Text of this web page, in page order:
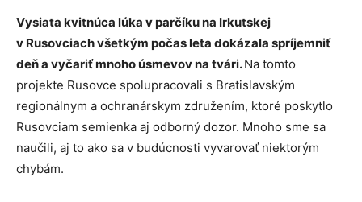
Vysiata kvitnúca lúka v parčíku na Irkutskej
v Rusovciach všetkým počas leta dokázala spríjemniť
deň a vyčariť mnoho úsmevov na tvári.Na tomto
projekte Rusovce spolupracovali s Bratislavským
regionálnym a ochranárskym združením, ktoré poskytlo
Rusovciam semienka aj odborný dozor. Mnoho sme sa
naučili, aj to ako sa v budúcnosti vyvarovať niektorým
chybám.